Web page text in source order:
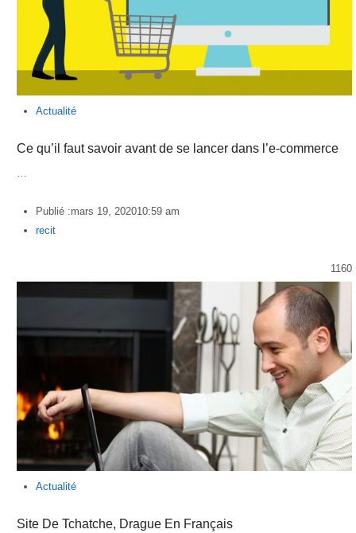
Actualité
Ce qu’il faut savoir avant de se lancer dans l’e-commerce
…
Publié :mars 19, 202010:59 am
Author
recit
1160
Actualité
Site De Tchatche, Drague En Français